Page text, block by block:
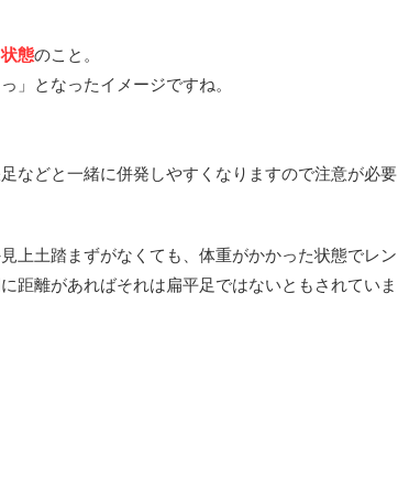
態のこと。
」となったイメージですね。
などと一緒に併発しやすくなりますので注意が必要
上土踏まずがなくても、体重がかかった状態でレン
距離があればそれは扁平足ではないともされていま